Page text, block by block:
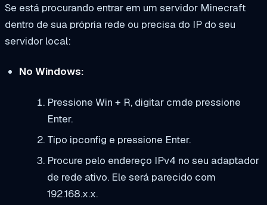
Se está procurando entrar em um servidor Minecraft
dentro de sua própria rede ou precisa do IP do seu
servidor local:
No Windows:
PressioneWin + R, digitar cmde pressione
Enter.
Tipo ipconfig e pressione Enter.
Procure pelo endereço IPv4 no seu adaptador
de rede ativo. Ele será parecido com
192.168.x.x.